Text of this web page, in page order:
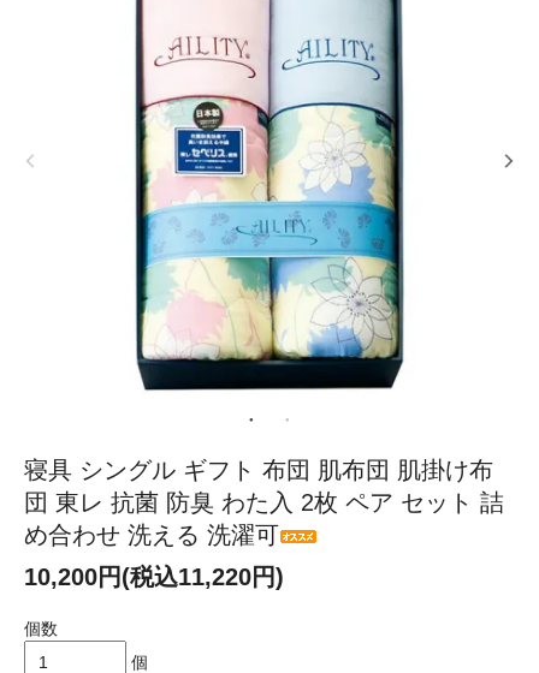
寝具 シングル ギフト 布団 肌布団 肌掛け布
団 東レ 抗菌 防臭 わた入 2枚 ペア セット 詰
め合わせ 洗える 洗濯可
10,200円(税込11,220円)
個数
個